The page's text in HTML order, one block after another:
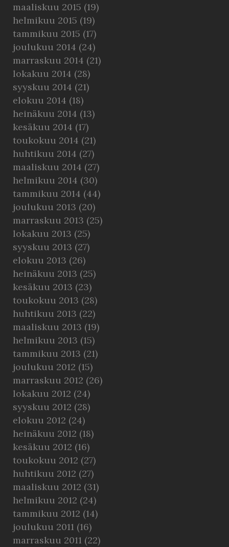
maaliskuu 2015 (19)
helmikuu 2015 (19)
tammikuu 2015 (17)
joulukuu 2014 (24)
marraskuu 2014 (21)
lokakuu 2014 (28)
syyskuu 2014 (21)
elokuu 2014 (18)
heinäkuu 2014 (13)
kesäkuu 2014 (17)
toukokuu 2014 (21)
huhtikuu 2014 (27)
maaliskuu 2014 (27)
helmikuu 2014 (30)
tammikuu 2014 (44)
joulukuu 2013 (20)
marraskuu 2013 (25)
lokakuu 2013 (25)
syyskuu 2013 (27)
elokuu 2013 (26)
heinäkuu 2013 (25)
kesäkuu 2013 (23)
toukokuu 2013 (28)
huhtikuu 2013 (22)
maaliskuu 2013 (19)
helmikuu 2013 (15)
tammikuu 2013 (21)
joulukuu 2012 (15)
marraskuu 2012 (26)
lokakuu 2012 (24)
syyskuu 2012 (28)
elokuu 2012 (24)
heinäkuu 2012 (18)
kesäkuu 2012 (16)
toukokuu 2012 (27)
huhtikuu 2012 (27)
maaliskuu 2012 (31)
helmikuu 2012 (24)
tammikuu 2012 (14)
joulukuu 2011 (16)
marraskuu 2011 (22)